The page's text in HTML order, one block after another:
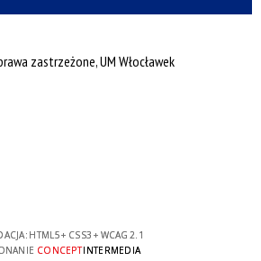
zastrzeżone, UM Włocławek
HTML5+ CSS3 + WCAG 2.1
CONCEPTINTERMEDIA